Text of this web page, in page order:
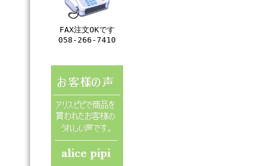
FAX注文OKです
058-266-7410